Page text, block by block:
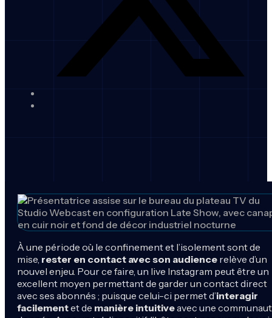
À une période où le confinement et l’isolement sont de
mise, rester en contact avec son audience relève d’un
nouvel enjeu. Pour ce faire, un live Instagram peut être un
excellent moyen permettant de garder un contact direct
avec ses abonnés ; puisque celui-ci permet d’interagir
facilementet de manière intuitiveavec une